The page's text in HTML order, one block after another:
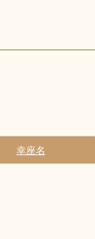
幸座名